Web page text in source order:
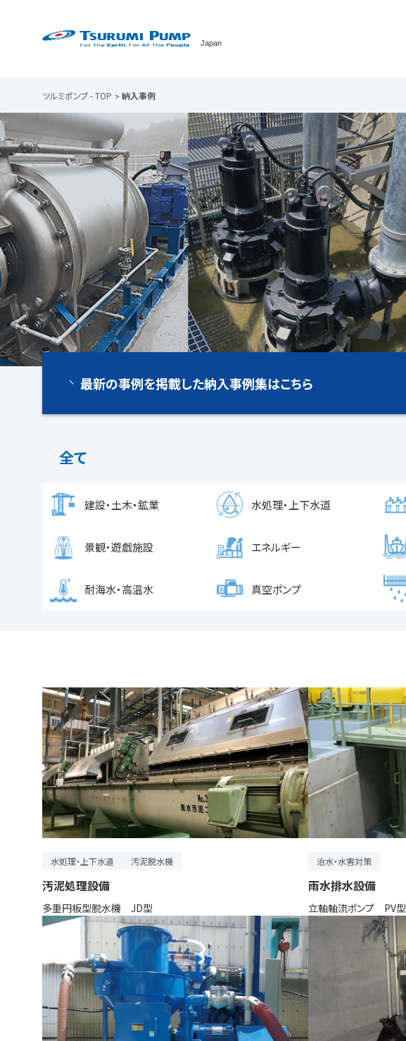
Japan
ツルミポンプ - TOP 納入事例
最新の事例を掲載した納入事例集はこちら
全て
建設・土木・鉱業 水処理・上下水道
景観・遊戯施設 エネルギー
耐海水・高温水 真空ポンプ
水処理・上下水道 汚泥脱水機
汚泥処理設備
多重円板型脱水機 JD型
治水・水害対策
雨水排水設備
立軸軸流ポンプ PV型